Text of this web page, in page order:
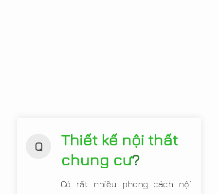
Q
Thiết kế nội thất
chung cư?
Có rất nhiều phong cách nội